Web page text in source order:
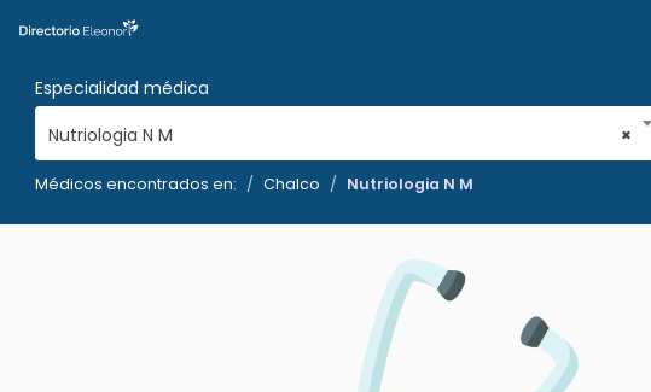
Especialidad médica
×
Nutriologia N M
Médicos encontrados en: Chalco Nutriologia N M